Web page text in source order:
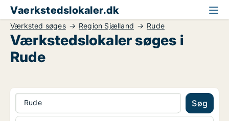
Vaerkstedslokaler.dk
Værksted søges Region Sjælland Rude
Værkstedslokaler søges i
Rude
Rude Søg